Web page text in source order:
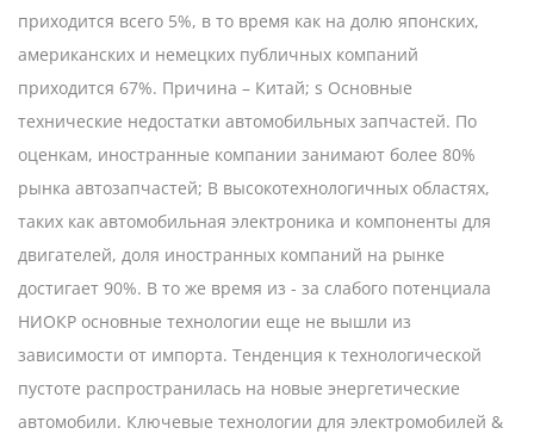
приходится всего 5%, в то время как на долю японских,
американских и немецких публичных компаний
приходится 67%. Причина – Китай; s Основные
технические недостатки автомобильных запчастей. По
оценкам, иностранные компании занимают более 80%
рынка автозапчастей; В высокотехнологичных областях,
таких как автомобильная электроника и компоненты для
двигателей, доля иностранных компаний на рынке
достигает 90%. В то же время из - за слабого потенциала
НИОКР основные технологии еще не вышли из
зависимости от импорта. Тенденция к технологической
пустоте распространилась на новые энергетические
автомобили. Ключевые технологии для электромобилей &